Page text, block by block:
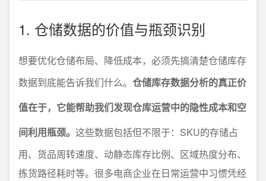
1. 仓储数据的价值与瓶颈识别
想要优化仓储布局、降低成本，必须先搞清楚仓储库存
数据到底能告诉我们什么。 仓储库存数据分析的真正价
值在于，它能帮助我们发现仓库运营中的隐性成本和空
间利用瓶颈。 这些数据包括但不限于：SKU的存储占
用、货品周转速度、动静态库存比例、区域热度分布、
拣货路径耗时等。很多电商企业在日常运营中习惯凭经